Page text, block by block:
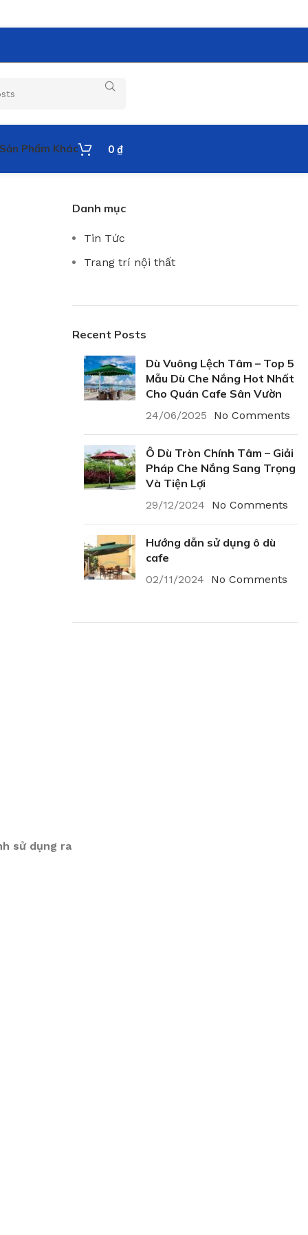
Sản Phẩm Khác 0 ₫
sử dụng ra
Danh mục
Tin Tức
Trang trí nội thất
Recent Posts
Dù Vuông Lệch Tâm – Top 5
Mẫu Dù Che Nắng Hot Nhất
Cho Quán Cafe Sân Vườn
24/06/2025 No Comments
Ô Dù Tròn Chính Tâm – Giải
Pháp Che Nắng Sang Trọng
Và Tiện Lợi
29/12/2024 No Comments
Hướng dẫn sử dụng ô dù
cafe
02/11/2024 No Comments